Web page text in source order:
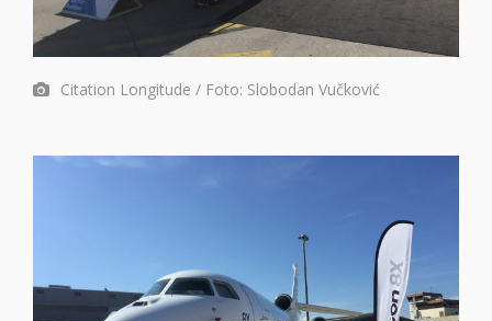
Citation Longitude / Foto: Slobodan Vučković